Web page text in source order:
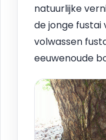
natuurlijke
de jonge fustai
volwassen
eeuwenoude